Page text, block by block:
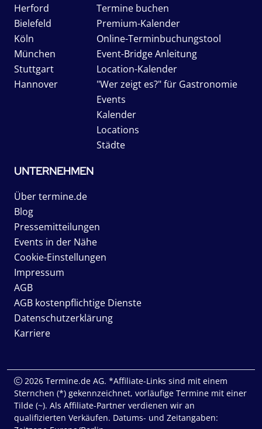
Herford
Bielefeld
Köln
München
Stuttgart
Hannover
Termine buchen
Premium-Kalender
Online-Terminbuchungstool
Event-Bridge Anleitung
Location-Kalender
"Wer zeigt es?" für Gastronomie
Events
Kalender
Locations
Städte
UNTERNEHMEN
Über termine.de
Blog
Pressemitteilungen
Events in der Nähe
Cookie-Einstellungen
Impressum
AGB
AGB kostenpflichtige Dienste
Datenschutzerklärung
Karriere
2026 Termine.de AG. *Affiliate-Links sind mit einem
Sternchen (*) gekennzeichnet, vorläufige Termine mit einer
Tilde (~). Als Affiliate-Partner verdienen wir an
qualifizierten Verkäufen. Datums- und Zeitangaben: